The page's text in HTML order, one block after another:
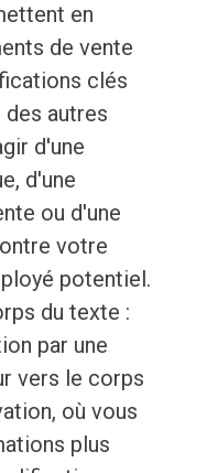
en
de vente
clés
autres
d'une
d'une
ou d'une
votre
potentiel.
du texte :
par une
vers le corps
où vous
plus